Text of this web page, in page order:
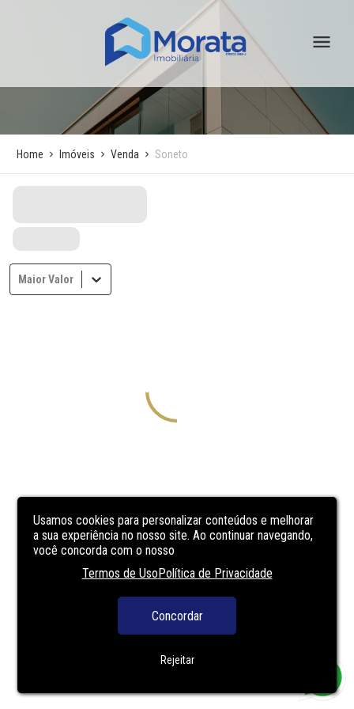
Usamos cookies para personalizar conteúdos e melhorar
a sua experiência no nosso site. Ao continuar navegando,
você concorda com o nosso
Termos de UsoPolítica de Privacidade
Concordar
Rejeitar
Home Imóveis Venda Soneto
Maior Valor